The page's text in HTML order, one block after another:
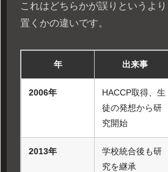
これはどちらかが誤りというよ
置くかの違いです。
年 出来事
2006年
HACCP取得、生
徒の発想から研
究開始
2013年
学校統合後も研
究を継承